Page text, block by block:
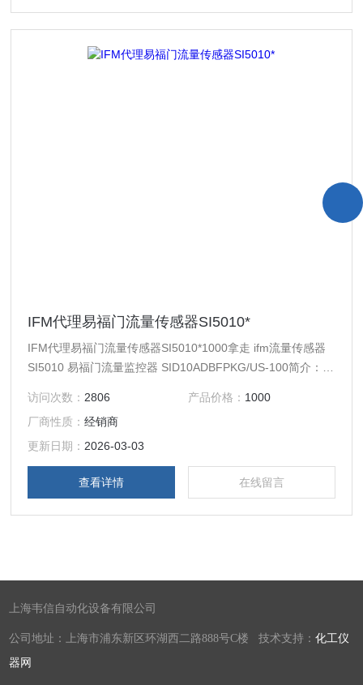
IFM代理易福门流量传感器SI5010*
IFM代理易福门流量传感器SI5010*1000拿走 ifm流量传感器
SI5010 易福门流量监控器 SID10ADBFPKG/US-100简介：
门流量传感器通过适配器的多样过程连接 开关点设定方便，
适合快速安装 FIM流量传感器坚固的不锈钢外壳，适用于严苛
的工业环境 LED 柱状图指示开关点和流量
访问次数： 2806 产品价格： 1000
厂商性质：经销商
更新日期： 2026-03-03
查看详情 在线留言
上海韦信自动化设备有限公司
公司地址：上海市浦东新区环湖西二路888号C楼 技术支持：化工仪
器网